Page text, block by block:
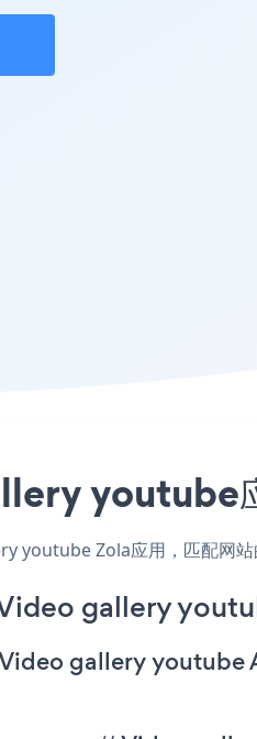
youtube
youtube Zola应用，匹配网
gallery
gallery youtube